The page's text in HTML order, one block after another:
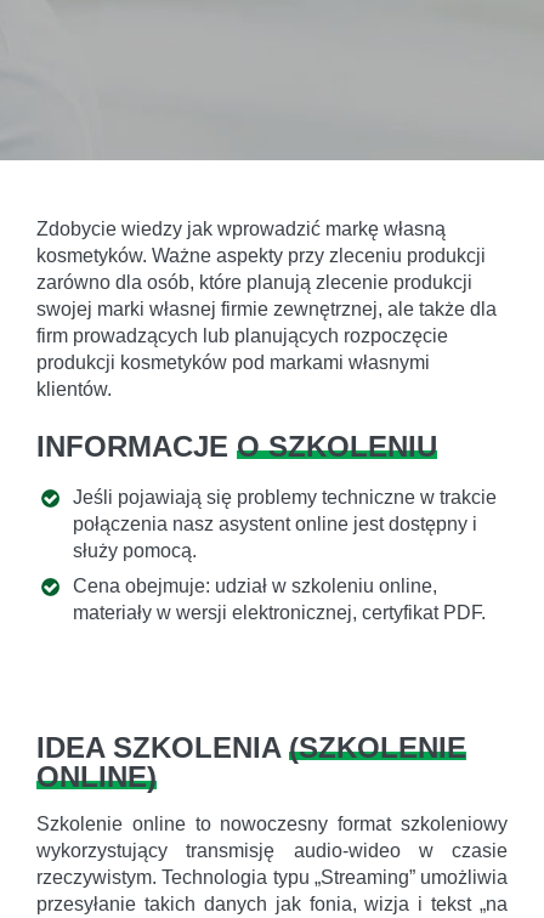
Zdobycie wiedzy jak wprowadzić markę własną
kosmetyków. Ważne aspekty przy zleceniu produkcji
zarówno dla osób, które planują zlecenie produkcji
swojej marki własnej firmie zewnętrznej, ale także dla
firm prowadzących lub planujących rozpoczęcie
produkcji kosmetyków pod markami własnymi
klientów.
INFORMACJE O SZKOLENIU
Jeśli pojawiają się problemy techniczne w trakcie
połączenia nasz asystent online jest dostępny i
służy pomocą.
Cena obejmuje: udział w szkoleniu online,
materiały w wersji elektronicznej, certyfikat PDF.
IDEA SZKOLENIA (SZKOLENIE
ONLINE)
Szkolenie online to nowoczesny format szkoleniowy
wykorzystujący transmisję audio-wideo w czasie
rzeczywistym. Technologia typu „Streaming” umożliwia
przesyłanie takich danych jak fonia, wizja i tekst „na